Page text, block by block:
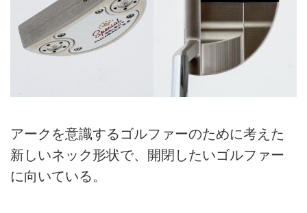
アークを意識するゴルファーのために考えた
新しいネック形状で、開閉したいゴルファー
に向いている。